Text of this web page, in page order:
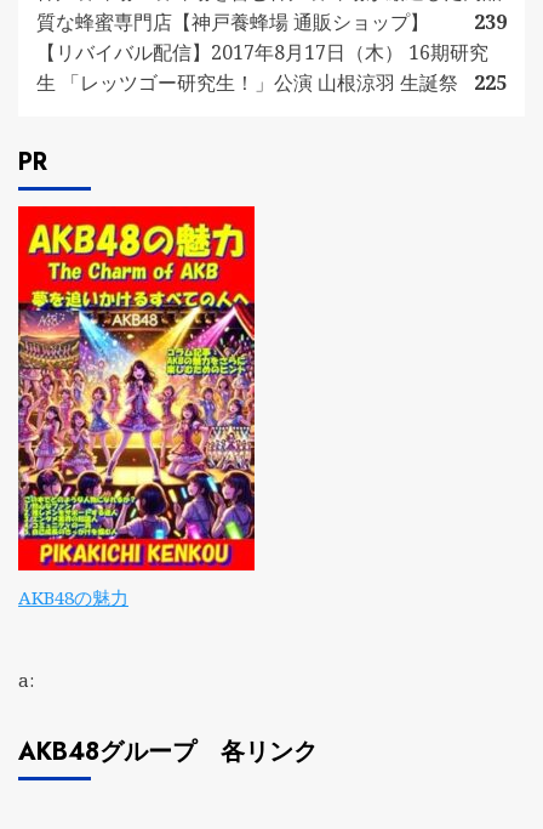
質な蜂蜜専門店【神戸養蜂場 通販ショップ】
239
【リバイバル配信】2017年8月17日（木） 16期研究
生 「レッツゴー研究生！」公演 山根涼羽 生誕祭
225
PR
AKB48の魅力
a:
AKB48グループ 各リンク